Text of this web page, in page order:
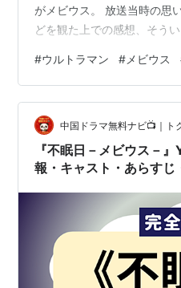
がメビウス。 放送当時の思
どを観た上での感想、そう
ガイズ 感想 メビナビ お知
感想を綴っていきます。 登
た怪獣や、宇宙人を紹介。
個体を「本家」と称して、
怪獣だけでなく、宇宙人も
ン メビ…
#ウルトラマン # メビウス
中国ドラマ無料ナビ📺｜ト
『不眠日－メビウス－
報・キャスト・あらすじ